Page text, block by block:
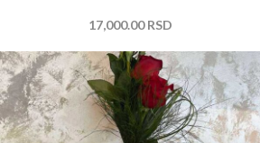
17,000.00RSD